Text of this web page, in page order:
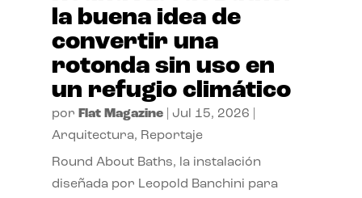
la buena idea de
convertir una
rotonda sin uso en
un refugio climático
por Flat Magazine| Jul 15, 2026
Arquitectura, Reportaje
Round About Baths, la instalación
diseñada por Leopold Banchini para